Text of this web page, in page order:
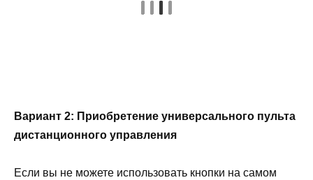
Вариант 2: Приобретение универсального пульта
дистанционного управления
Если вы не можете использовать кнопки на самом